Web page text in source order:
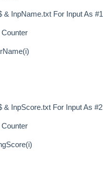
& InpName.txt For Input As #1
Counter
& InpScore.txt For Input As #2
Counter